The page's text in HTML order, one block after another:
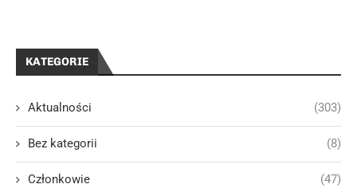
KATEGORIE
Aktualności (303)
Bez kategorii (8)
Członkowie (47)